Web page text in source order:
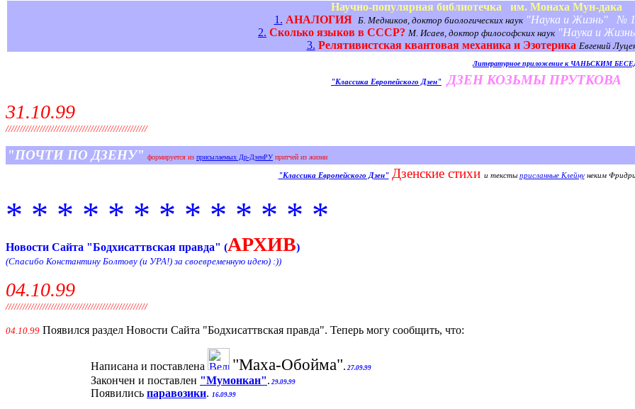
Научно-популярная библиотечка им. Монаха Мун-дака
1. АНАЛОГИЯ Б. Медников, доктор биологических наук "Наука и Жизнь" №
2. Сколько языков в СССР? М. Исаев, доктор философских наук "Наука и
3. Релятивистская квантовая механика и Эзотерика Евгений
Литературное приложение к ЧАНЬСКИМ
"Классика Европейского Дзен" ДЗЕН КОЗЬМЫ ПРУТКОВА
31.10.99
//////////////////////////////////////////////////
"ПОЧТИ ПО ДЗЕНУ" формируется из присылаемых Др-ДзенРУ притчей из жизни
"Классика Европейского Дзен" Дзенские стихи и тексты присланные Клейнунеким
* * * * * * * * * * * * *
Новости Сайта "Бодхисаттвская правда" (АРХИВ)
(Спасибо Константину Болтову (и УРА!) за своевременную идею) :))
04.10.99
//////////////////////////////////////////////////
04.10.99 Появился раздел Новости Сайта "Бодхисаттвская правда". Теперь могу сообщить, что:
Написана и поставлена "Маха-Обойма". 27.09.99
Закончен и поставлен "Мумонкан". 29.09.99
Появились паравозики. 16.09.99